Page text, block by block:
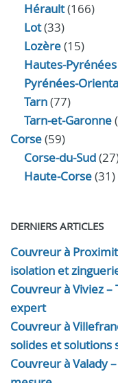
Hérault(166)
Lot(33)
Lozère(15)
Hautes-Pyrénées
Pyrénées-
Tarn(77)
Tarn-et-Garonne
Corse(59)
Corse-du-Sud
Haute-Corse(31)
DERNIERS ARTICLES
Couvreur à
isolation et
Couvreur à Viviez
expert
Couvreur à
solides et solutions
Couvreur à Valady